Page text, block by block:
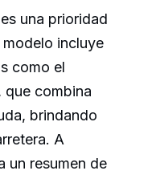
una prioridad
incluye
como el
que combina
brindando
A
un resumen de